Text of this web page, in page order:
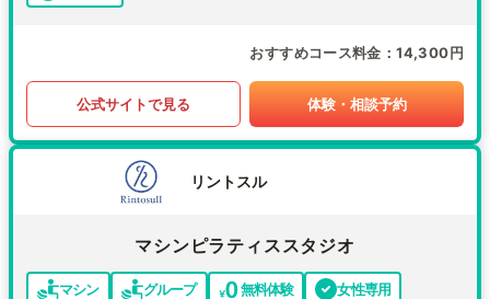
おすすめコース料金 14,300円
公式サイトで見る 体験・相談予約
リントスル
マシンピラティススタジオ
マシン グループ 無料体験 女性専用